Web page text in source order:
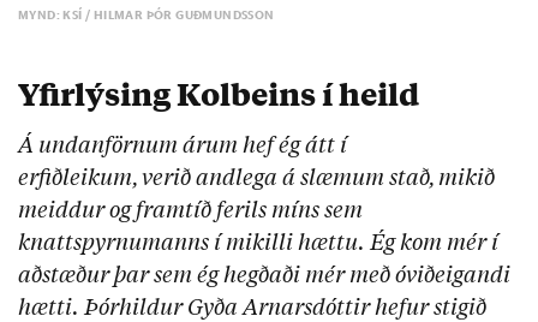
MYND: KSÍ / HILMAR ÞÓR GUÐMUNDSSON
Yfirlýsing Kolbeins í heild
Á undanförnum árum hef ég átt í
erfiðleikum, verið andlega á slæmum stað, mikið
meiddur og framtíð ferils míns sem
knattspyrnumanns í mikilli hættu. Ég kom mér í
aðstæður þar sem ég hegðaði mér með óviðeigandi
hætti. Þórhildur Gyða Arnarsdóttir hefur stigið